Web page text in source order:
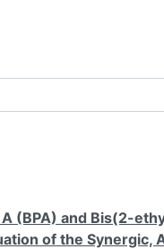
(BPA) and Bis(2-
of the Synergic,